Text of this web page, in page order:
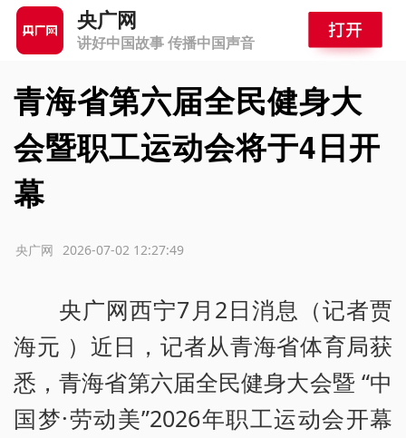
央广网
讲好中国故事 传播中国声音
青海省第六届全民健身大
会暨职工运动会将于4日开
幕
2026-07-02 12:27:49
央广网
央广网西宁7月2日消息（记者贾
海元 ）近日，记者从青海省体育局获
悉，青海省第六届全民健身大会暨 “中
国梦·劳动美”2026年职工运动会开幕